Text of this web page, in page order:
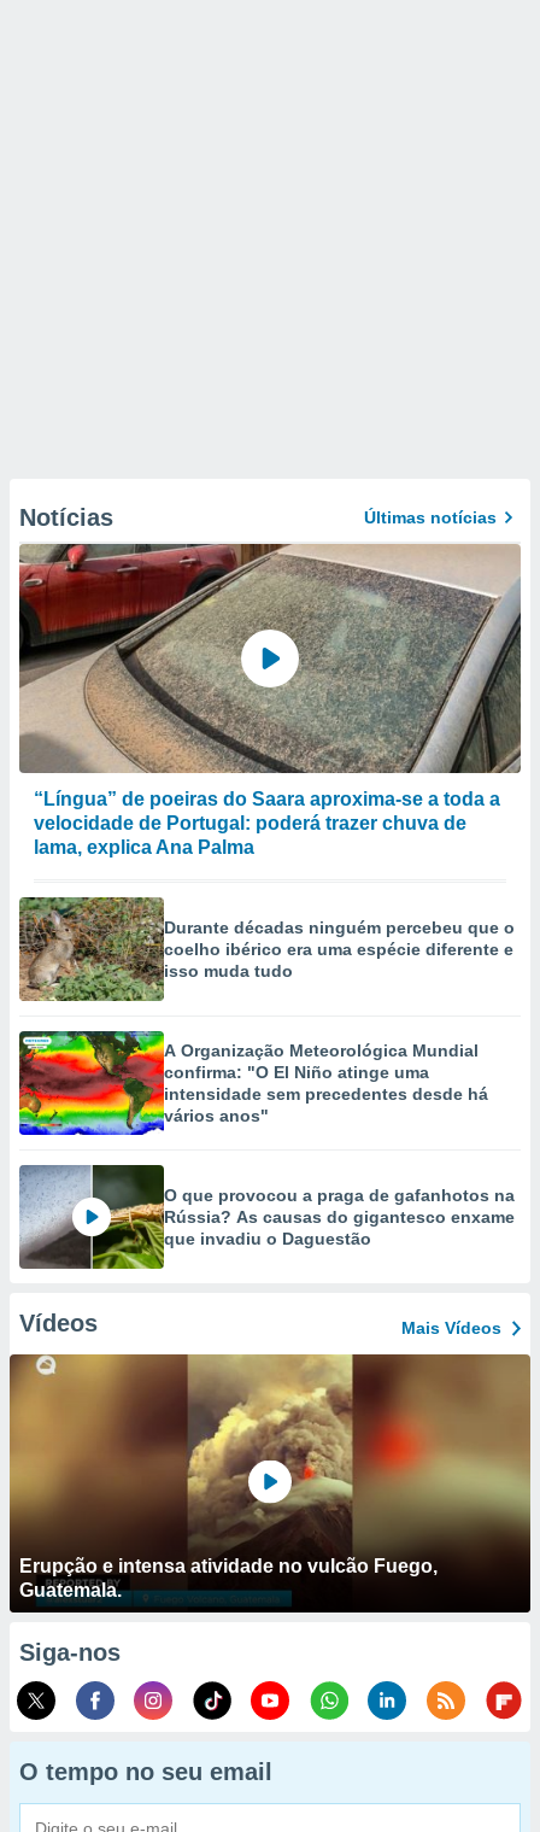
Notícias Últimas notícias
“Língua” de poeiras do Saara aproxima-se a toda a
velocidade de Portugal: poderá trazer chuva de
lama, explica Ana Palma
Durante décadas ninguém percebeu que o
coelho ibérico era uma espécie diferente e
isso muda tudo
A Organização Meteorológica Mundial
confirma: "O El Niño atinge uma
intensidade sem precedentes desde há
vários anos"
O que provocou a praga de gafanhotos na
Rússia? As causas do gigantesco enxame
que invadiu o Daguestão
Vídeos Mais Vídeos
Erupção e intensa atividade no vulcão Fuego,
Guatemala.
Siga-nos
O tempo no seu email